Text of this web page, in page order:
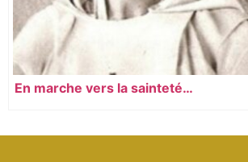
En marche vers la sainteté…